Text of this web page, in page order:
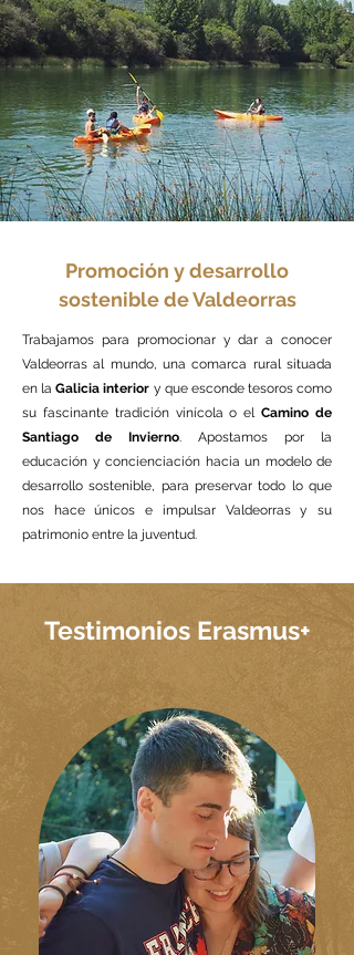
Promoción y desarrollo
sostenible de Valdeorras
Trabajamos para promocionar y dar a conocer
Valdeorras al mundo, una comarca rural situada
en laGalicia interior y que esconde tesoros como
su fascinante tradición vinícola o elCamino de
Santiago de Invierno. Apostamos por la
educación y concienciación hacia un modelo de
desarrollo sostenible, para preservar todo lo que
nos hace únicos e impulsar Valdeorras y su
patrimonio entre la juventud.
Testimonios Erasmus+